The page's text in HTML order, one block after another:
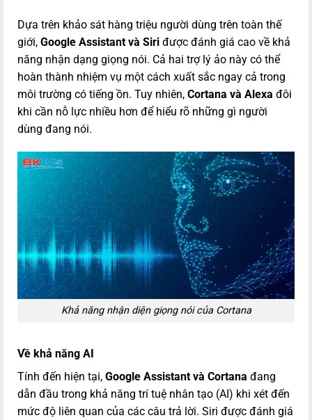
Dựa trên khảo sát hàng triệu người dùng trên toàn thế
giới, Google Assistant và Siri được đánh giá cao về khả
năng nhận dạng giọng nói. Cả hai trợ lý ảo này có thể
hoàn thành nhiệm vụ một cách xuất sắc ngay cả trong
môi trường có tiếng ồn. Tuy nhiên, Cortana và Alexa đôi
khi cần nỗ lực nhiều hơn để hiểu rõ những gì người
dùng đang nói.
Khả năng nhận diện giọng nói của Cortana
Về khả năng AI
Tính đến hiện tại, Google Assistant và Cortana đang
dẫn đầu trong khả năng trí tuệ nhân tạo (AI) khi xét đến
mức độ liên quan của các câu trả lời. Siri được đánh giá